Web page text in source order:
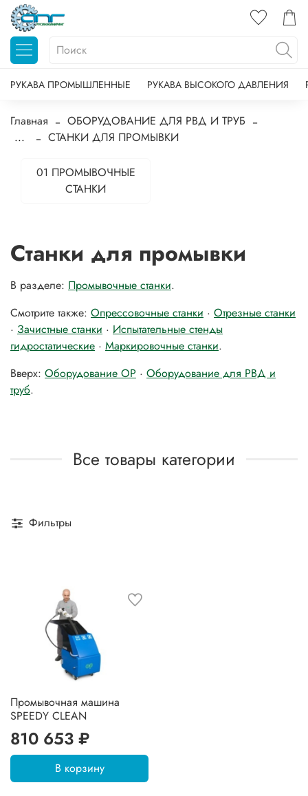
РУКАВА ПРОМЫШЛЕННЫЕ РУКАВА ВЫСОКОГО ДАВЛЕНИЯ
Главная
ОБОРУДОВАНИЕ ДЛЯ РВД И ТРУБ
...
СТАНКИ ДЛЯ ПРОМЫВКИ
01 ПРОМЫВОЧНЫЕ
СТАНКИ
Станки для промывки
В разделе: Промывочные станки.
Смотрите также: Опрессовочные станки · Отрезные станки
· Зачистные станки · Испытательные стенды
гидростатические · Маркировочные станки.
Вверх: Оборудование OP · Оборудование для РВД и
труб.
Все товары категории
Фильтры
Промывочная машина
SPEEDY CLEAN
810 653 ₽
В корзину